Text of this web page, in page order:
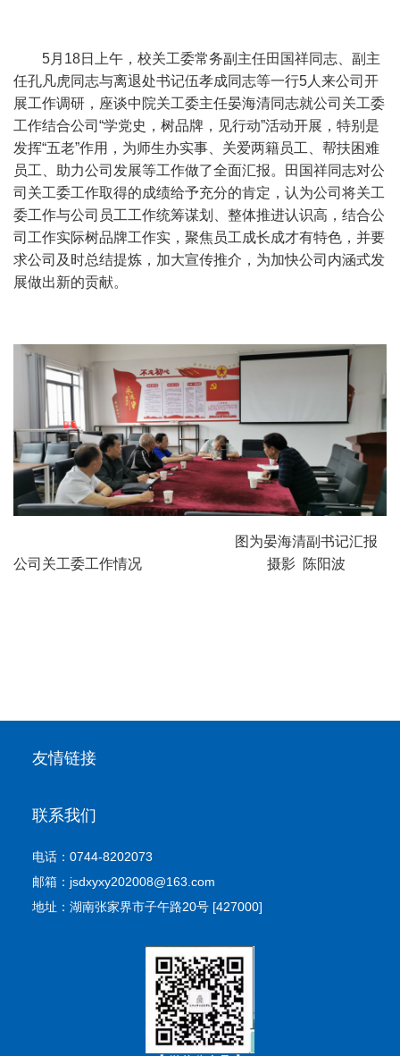
5月 18日上午，校关工委常务副主任田国祥同志、副主
任孔凡虎同志与离退处书记伍孝成同志等一行5 人来公司开
展工作调研，座谈中院关工委主任晏海清同志就公司关工委
工作结合公司“学党史，树品牌，见行动”活动开展，特别是
发挥“五老”作用，为师生办实事、关爱两籍员工、帮扶困难
员工、助力公司发展等工作做了全面汇报。田国祥同志对公
司关工委工作取得的成绩给予充分的肯定，认为公司将关工
委工作与公司员工工作统筹谋划、整体推进认识高，结合公
司工作实际树品牌工作实，聚焦员工成长成才有特色，并要
求公司及时总结提炼，加大宣传推介，为加快公司内涵式发
展做出新的贡献。
图为晏海清副书记汇报
公司关工委工作情况 摄影 陈阳波
友情链接
联系我们
电话：0744-8202073
邮箱：jsdxyxy202008@163.com
地址：湖南张家界市子午路20号 [427000]